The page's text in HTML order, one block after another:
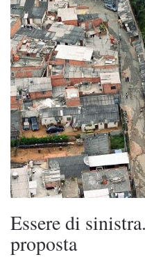
Essere di
proposta